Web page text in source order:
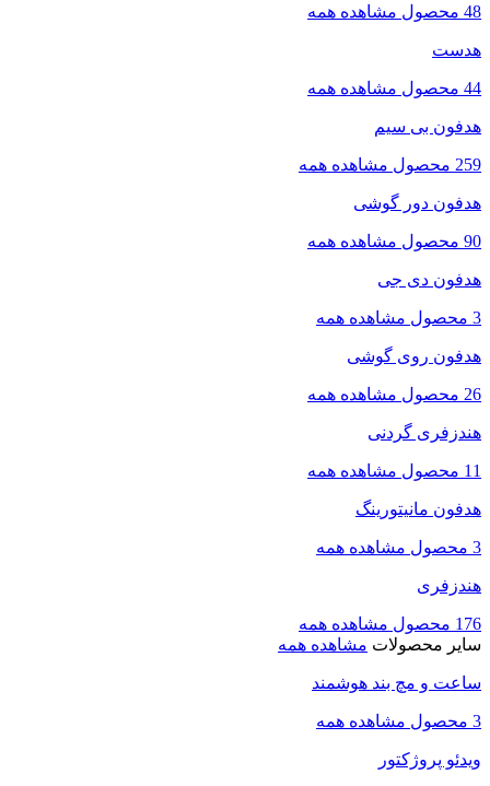
48 محصول مشاهده همه
هدست
44 محصول مشاهده همه
هدفون بی سیم
259 محصول مشاهده همه
هدفون دور گوشی
90 محصول مشاهده همه
هدفون دی جی
3 محصول مشاهده همه
هدفون روی گوشی
26 محصول مشاهده همه
هندزفری گردنی
11 محصول مشاهده همه
هدفون مانیتورینگ
3 محصول مشاهده همه
هندزفری
176 محصول
مشاهده همه
سایر محصولات مشاهده همه
ساعت و مچ بند هوشمند
3 محصول مشاهده همه
ویدئو پروژکتور